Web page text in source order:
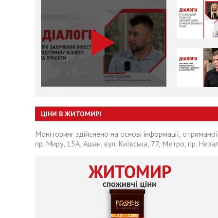
ЦІНИ В ЖИТОМИРІ
Моніторинг здійснено на основі інформації,
пр. Миру, 15А, Ашан, вул. Київська, 77, Метро, пр.